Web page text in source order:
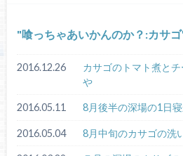
喰っちゃあいかんのか？:カサゴ
2016.12.26
カサゴのトマト煮と
や
2016.05.11 8月後半の深場の1日
2016.05.04 8月中旬のカサゴの洗